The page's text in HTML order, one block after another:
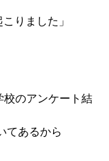
りました」
のアンケート結
あるから